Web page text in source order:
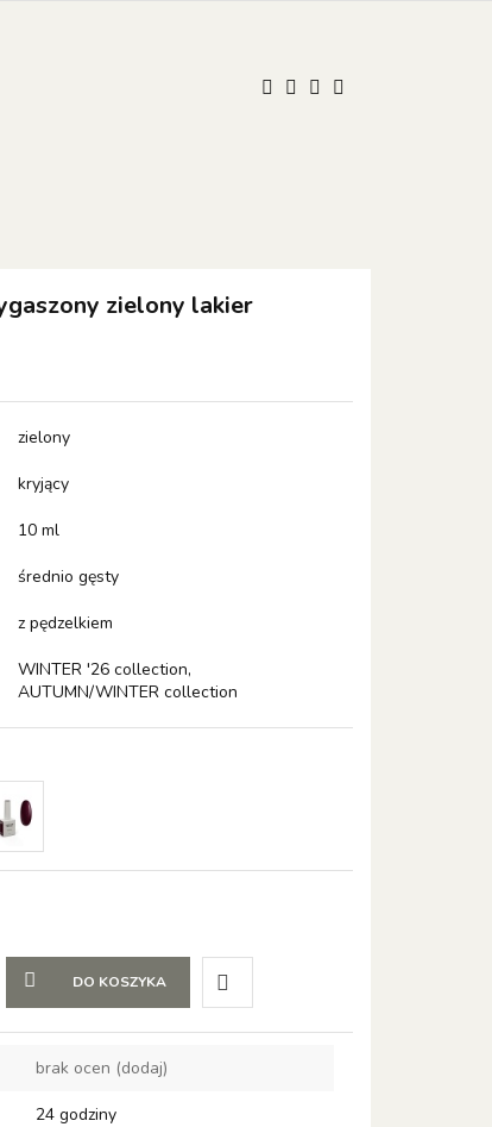
zielony lakier
zielony
kryjący
10 ml
średnio gęsty
z pędzelkiem
WINTER '26 collection,
AUTUMN/WINTER collection
DO KOSZYKA
Do
brak ocen (dodaj)
24 godziny